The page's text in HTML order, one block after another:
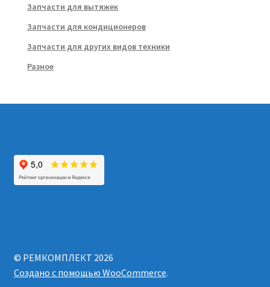
Запчасти для вытяжек
Запчасти для кондиционеров
Запчасти для других видов техники
Разное
© РЕМКОМПЛЕКТ 2026
Создано с помощью WooCommerce.